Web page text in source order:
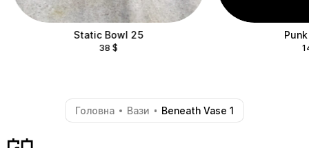
Static Bowl 25
38 $
Головна - Вази - Beneath Vase 1